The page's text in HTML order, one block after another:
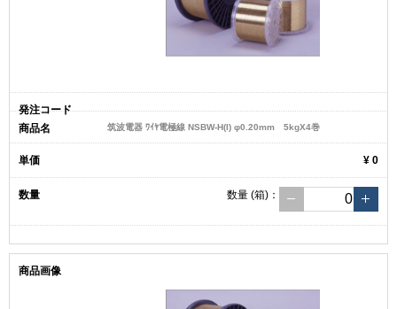
筑波電器 ﾜｲﾔ電極線 NSBW-H(I) φ0.20mm 5kgX4巻
¥ 0
数量 (箱) ：